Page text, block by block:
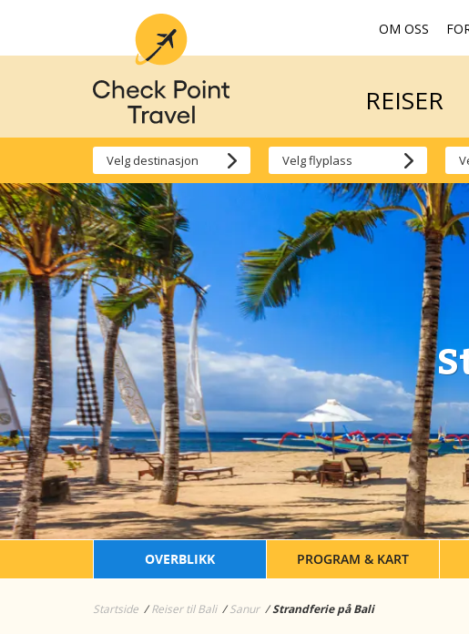
OM OSS
REISER
REISER
OVERBLIKK PROGRAM & KART
Startside Reiser til Bali Sanur Strandferie på Bali